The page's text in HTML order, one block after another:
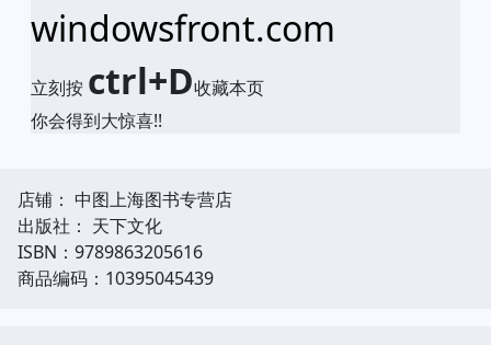
windowsfront.com
立刻按 ctrl+D收藏本页
你会得到大惊喜!!
店铺： 中图上海图书专营店
出版社： 天下文化
ISBN：9789863205616
商品编码：10395045439